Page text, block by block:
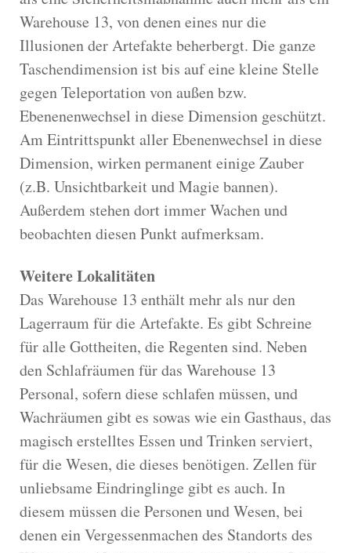
Warehouse 13, von denen eines nur die
Illusionen der Artefakte beherbergt. Die ganze
Taschendimension ist bis auf eine kleine Stelle
gegen Teleportation von außen bzw.
Ebenenenwechsel in diese Dimension geschützt.
Am Eintrittspunkt aller Ebenenwechsel in diese
Dimension, wirken permanent einige Zauber
(z.B. Unsichtbarkeit und Magie bannen).
Außerdem stehen dort immer Wachen und
beobachten diesen Punkt aufmerksam.
Weitere Lokalitäten
Das Warehouse 13 enthält mehr als nur den
Lagerraum für die Artefakte. Es gibt Schreine
für alle Gottheiten, die Regenten sind. Neben
den Schlafräumen für das Warehouse 13
Personal, sofern diese schlafen müssen, und
Wachräumen gibt es sowas wie ein Gasthaus, das
magisch erstelltes Essen und Trinken serviert,
für die Wesen, die dieses benötigen. Zellen für
unliebsame Eindringlinge gibt es auch. In
diesem müssen die Personen und Wesen, bei
denen ein Vergessenmachen des Standorts des